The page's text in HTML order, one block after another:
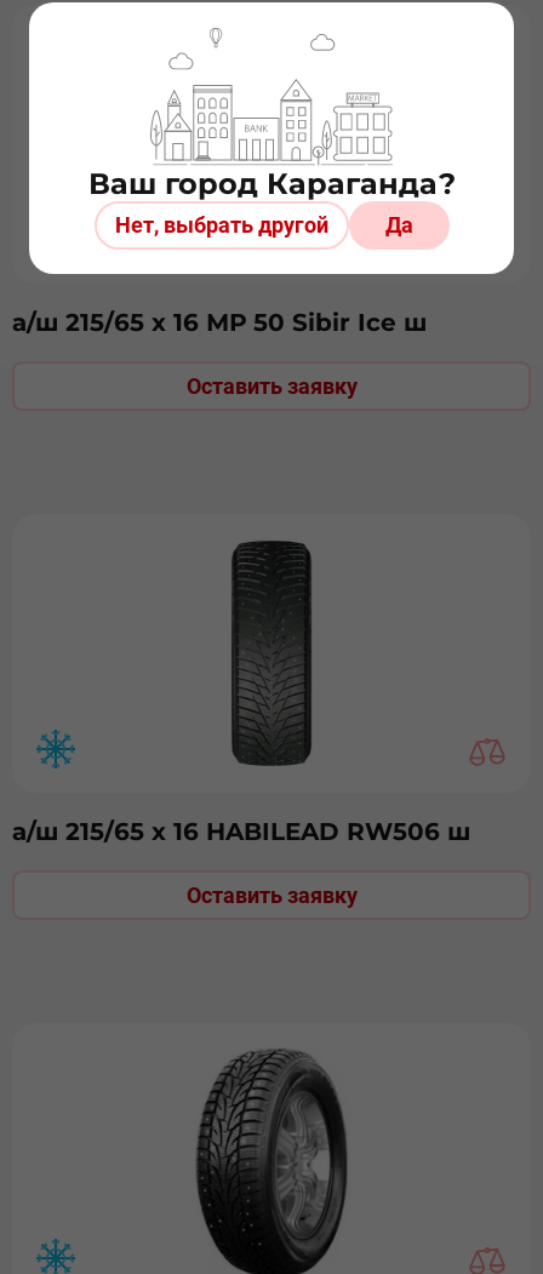
а/ш 215/65 х 16 МР 50 Sibir Ice ш
Оставить заявку
а/ш 215/65 х 16 HABILEAD RW506 ш
Оставить заявку
Ваш город Караганда?
Нет, выбрать другой Да